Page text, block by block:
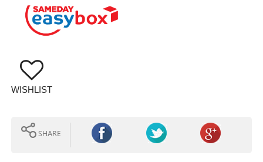
WISHLIST
SHARE